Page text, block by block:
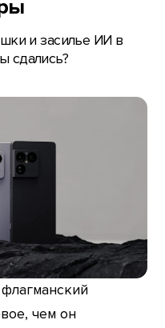
и засилье ИИ в
сдались?
чем он